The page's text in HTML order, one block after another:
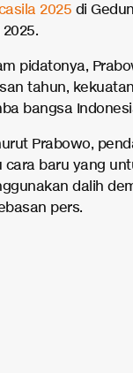
2025 di
pidatonya,
tahun,
bangsa
Prabowo,
cara baru yang
dalih
pers.